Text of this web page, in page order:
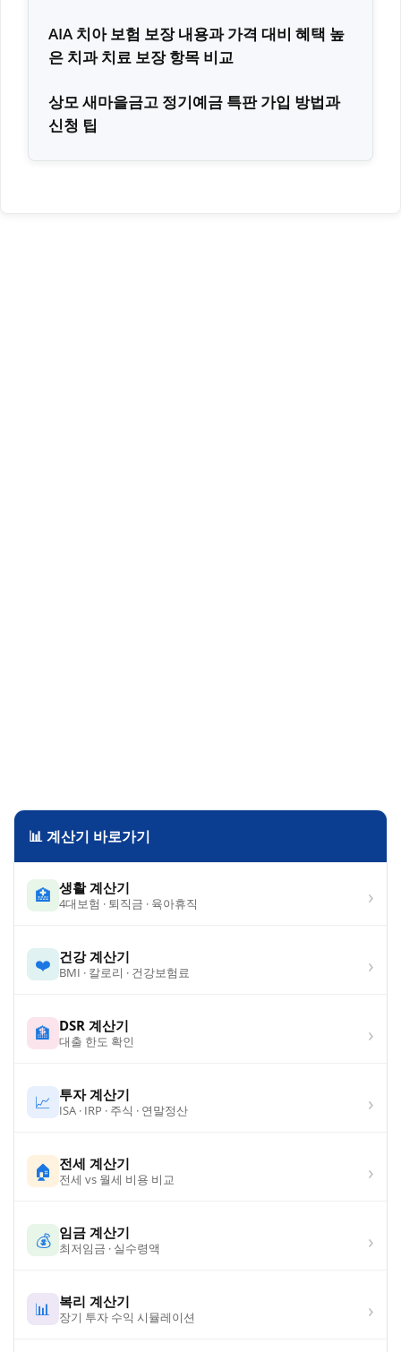
AIA 치아 보험 보장 내용과 가격 대비 혜택 높
은 치과 치료 보장 항목 비교
상모 새마을금고 정기예금 특판 가입 방법과
신청 팁
📊 계산기 바로가기
🏥 생활 계산기
4대보험 · 퇴직금 · 육아휴직 ›
❤️ 건강 계산기
BMI · 칼로리 · 건강보험료 ›
🏦 DSR 계산기
대출 한도 확인 ›
📈 투자 계산기
ISA · IRP · 주식 · 연말정산 ›
🏠 전세 계산기
전세 vs 월세 비용 비교 ›
💰 임금 계산기
최저임금 · 실수령액 ›
📊 복리 계산기
장기 투자 수익 시뮬레이션 ›